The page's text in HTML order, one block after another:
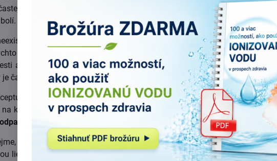
na palci na nohe, sa
žiaden účinný liek v
chorôb. Predpisujú sa lieky
a protizápalové lieky. Ale liek
často kyslý a môže poškodzovať chrupavku. Ide o dočasné riešenie a
skutočnosť, žehlavnou príčinou týchto ochorení sú prílišné kyslé
na kyslý odpad, tak je zrejmá potreba iných spôsobov liečby. Inými
že bez zníženia množstva kyslého odpadu a zvýšenia alkality tela,
liekov. Vhodná je aj zmena stravovacích návykov. Priznajme si, že ľahšie